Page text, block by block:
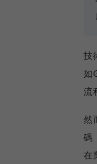
技
如
流
然
碼
在